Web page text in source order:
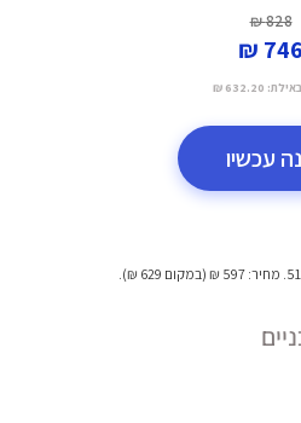
828 ₪
746 ₪
632.20 ₪
עכשיו
. מחיר: 597 ₪ (במקום 629 ₪).